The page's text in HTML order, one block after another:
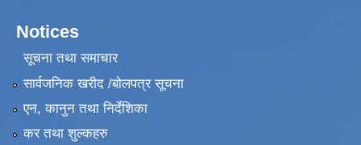
Notices
सूचना तथा समाचार
सार्वजनिक खरीद /बोलपत्र सूचना
एन, कानुन तथा निर्देशिका
कर तथा शुल्कहरु